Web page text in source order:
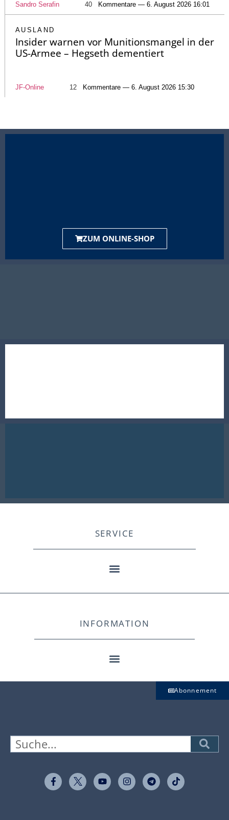
Sandro Serafin 40 Kommentare — 6. August 2026 16:01
AUSLAND
Insider warnen vor Munitionsmangel in der
US-Armee – Hegseth dementiert
JF-Online 12 Kommentare — 6. August 2026 15:30
ZUM ONLINE-SHOP
SERVICE
INFORMATION
Abonnement